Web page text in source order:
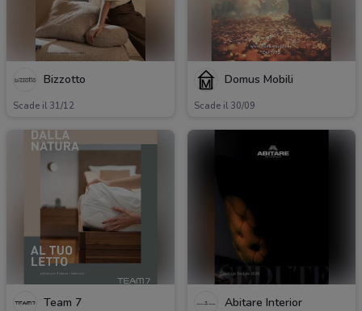
Bizzotto
Scade il 31/12
Domus Mobili
Scade il 30/09
Team 7 Abitare Interior